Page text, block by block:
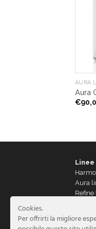
AURA
Aura
€
Linee
Aura
Refine
Cookies.
Per offrirti la migliore